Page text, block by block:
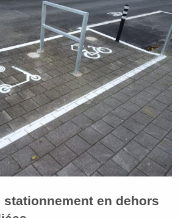
en dehors